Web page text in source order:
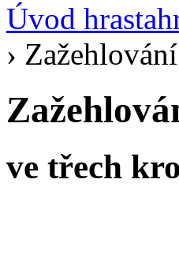
Úvod
›
ve třech